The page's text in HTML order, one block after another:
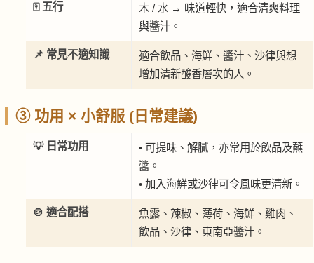
🀄 五行
木 / 水 → 味道輕快，適合清爽料理
與醬汁。
📌 常見不適知識
適合飲品、海鮮、醬汁、沙律與想
增加清新酸香層次的人。
③ 功用 × 小舒服 (日常建議)
💡 日常功用
• 可提味、解膩，亦常用於飲品及蘸
醬。
• 加入海鮮或沙律可令風味更清新。
🍲 適合配搭
魚露、辣椒、薄荷、海鮮、雞肉、
飲品、沙律、東南亞醬汁。